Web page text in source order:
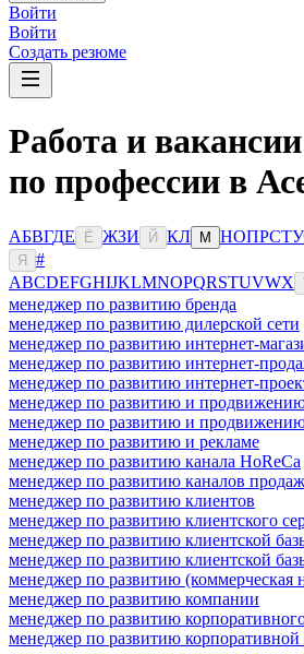
Войти
Войти
Создать резюме
Работа и вакансии
по профессии в
АБВГДЕ Ё ЖЗИ Й КЛ М НОПРСТУ
Я
#
ABCDEFGHIJKLMNOPQRSTUVWX
менеджер по развитию бренда
менеджер по развитию дилерской сети
менеджер по развитию интернет-
менеджер по развитию интернет-
менеджер по развитию интернет-
менеджер по развитию и
менеджер по развитию и продвижению
менеджер по развитию и рекламе
менеджер по развитию канала HoReCa
менеджер по развитию каналов продаж
менеджер по развитию клиентов
менеджер по развитию клиентского
менеджер по развитию клиентской
менеджер по развитию клиентской
менеджер по развитию (коммерческая
менеджер по развитию компании
менеджер по развитию
менеджер по развитию корпоративной